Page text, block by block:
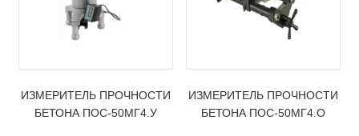
ИЗМЕРИТЕЛЬ ПРОЧНОСТИ
БЕТОНА ПОС-50МГ4.У
ИЗМЕРИТЕЛЬ ПРОЧНОСТИ
БЕТОНА ПОС-50МГ4.О